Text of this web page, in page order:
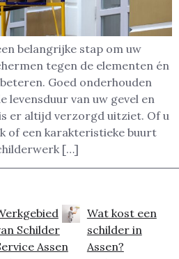
belangrijke stap om uw
tegen de elementen én
Goed onderhouden
levensduur van uw gevel en
er altijd verzorgd uitziet. Of u
of een karakteristieke buurt
[…]
Schilder
Assen
Wat kost een
schilder in
Assen?